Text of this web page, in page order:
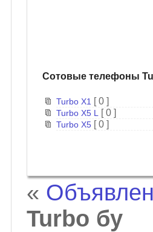
Cотовые телефоны
Turbo X1 [ 0 ]
Turbo X5 L [ 0 ]
Turbo X5 [ 0 ]
«
Turbo бу